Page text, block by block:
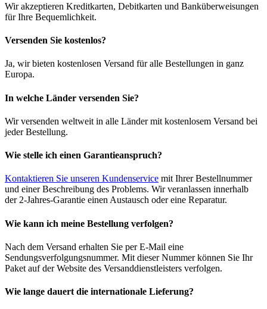
Wir akzeptieren Kreditkarten, Debitkarten und Banküberweisungen
für Ihre Bequemlichkeit.
Versenden Sie kostenlos?
Ja, wir bieten kostenlosen Versand für alle Bestellungen in ganz
Europa.
In welche Länder versenden Sie?
Wir versenden weltweit in alle Länder mit kostenlosem Versand bei
jeder Bestellung.
Wie stelle ich einen Garantieanspruch?
Kontaktieren Sie unseren Kundenservice mit Ihrer Bestellnummer
und einer Beschreibung des Problems. Wir veranlassen innerhalb
der 2-Jahres-Garantie einen Austausch oder eine Reparatur.
Wie kann ich meine Bestellung verfolgen?
Nach dem Versand erhalten Sie per E-Mail eine
Sendungsverfolgungsnummer. Mit dieser Nummer können Sie Ihr
Paket auf der Website des Versanddienstleisters verfolgen.
Wie lange dauert die internationale Lieferung?